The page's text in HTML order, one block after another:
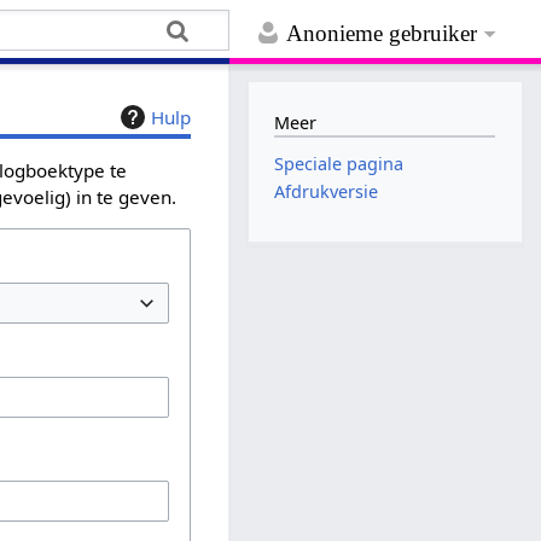
Anonieme gebruiker
Hulp
te
in te geven.
Meer
Speciale pagina
Afdrukversie